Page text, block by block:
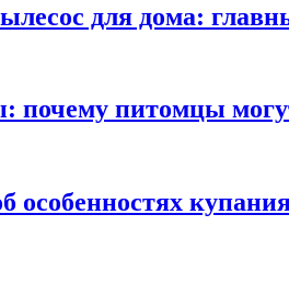
для дома:
почему питомцы
особенностях